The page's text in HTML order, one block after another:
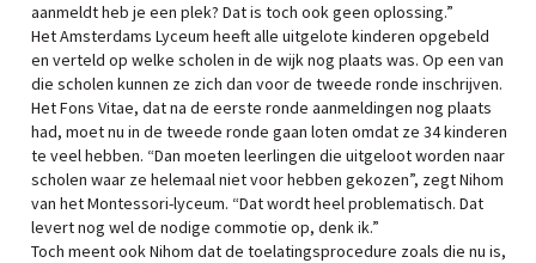
aanmeldt heb je een plek? Dat is toch ook geen oplossing.”
Het Amsterdams Lyceum heeft alle uitgelote kinderen opgebeld
en verteld op welke scholen in de wijk nog plaats was. Op een van
die scholen kunnen ze zich dan voor de tweede ronde inschrijven.
Het Fons Vitae, dat na de eerste ronde aanmeldingen nog plaats
had, moet nu in de tweede ronde gaan loten omdat ze 34 kinderen
te veel hebben. “Dan moeten leerlingen die uitgeloot worden naar
scholen waar ze helemaal niet voor hebben gekozen”, zegt Nihom
van het Montessori-lyceum. “Dat wordt heel problematisch. Dat
levert nog wel de nodige commotie op, denk ik.”
Toch meent ook Nihom dat de toelatingsprocedure zoals die nu is,